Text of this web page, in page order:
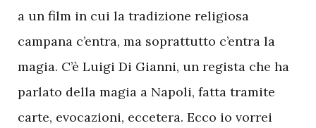
a un film in cui la tradizione religiosa
campana c’entra, ma soprattutto c’entra la
magia. C’è Luigi Di Gianni, un regista che ha
parlato della magia a Napoli, fatta tramite
carte, evocazioni, eccetera. Ecco io vorrei